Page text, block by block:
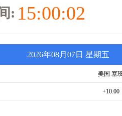
: 15:00:02
2026年08月07日 星期五
美国 塞
+10.00